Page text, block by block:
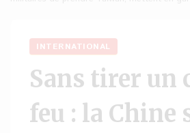
INTERNATIONAL
Sans tirer un
feu : la Chine